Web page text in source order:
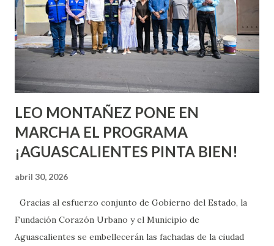
chica y aún no has tenido relaciones sexuales, tal vez
pienses que el sexo será increíble y no puedas esperar para
experimentarlo, pero como cualquier persona con
experiencia te dirá, siempre es mejor cuando ambas partes
son suficientemen...
LEO MONTAÑEZ PONE EN
MARCHA EL PROGRAMA
¡AGUASCALIENTES PINTA BIEN!
abril 30, 2026
Gracias al esfuerzo conjunto de Gobierno del Estado, la
Fundación Corazón Urbano y el Municipio de
Aguascalientes se embellecerán las fachadas de la ciudad